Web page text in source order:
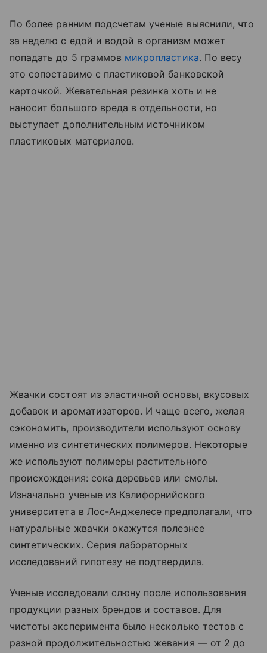
По более ранним подсчетам ученые выяснили, что
за неделю с едой и водой в организм может
попадать до 5 граммов микропластика. По весу
это сопоставимо с пластиковой банковской
карточкой. Жевательная резинка хоть и не
наносит большого вреда в отдельности, но
выступает дополнительным источником
пластиковых материалов.
Жвачки состоят из эластичной основы, вкусовых
добавок и ароматизаторов. И чаще всего, желая
сэкономить, производители используют основу
именно из синтетических полимеров. Некоторые
же используют полимеры растительного
происхождения: сока деревьев или смолы.
Изначально ученые из Калифорнийского
университета в Лос-Анджелесе предполагали, что
натуральные жвачки окажутся полезнее
синтетических. Серия лабораторных
исследований гипотезу не подтвердила.
Ученые исследовали слюну после использования
продукции разных брендов и составов. Для
чистоты эксперимента было несколько тестов с
разной продолжительностью жевания — от 2 до